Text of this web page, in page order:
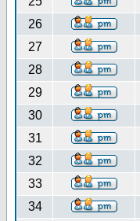
26
27
28
29
30
31
32
33
34